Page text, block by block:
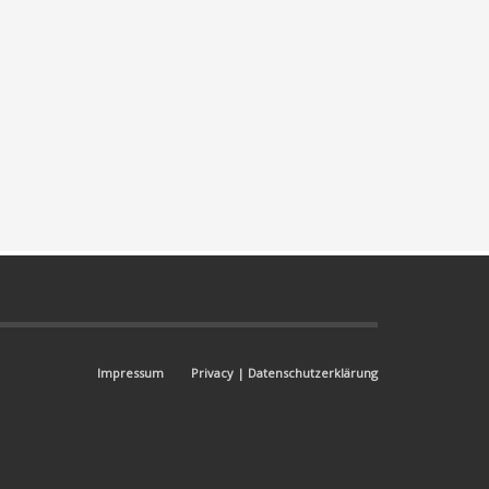
Impressum Privacy | Datenschutzerklärung